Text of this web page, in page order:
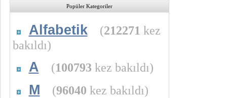
Popüler Kategoriler
Alfabetik (212271 kez
bakıldı)
A (100793 kez bakıldı)
M (96040 kez bakıldı)